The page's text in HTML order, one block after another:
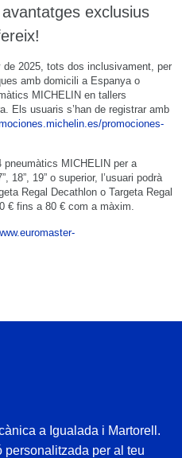
exclusius
2025, tots dos inclusivament, per
amb domicili a Espanya o
MICHELIN en tallers
Els usuaris s’han de registrar amb
promociones-
pneumàtics MICHELIN per a
18”, 19” o superior, l’usuari podrà
Regal Decathlon o Targeta Regal
€ fins a 80 € com a màxim.
a Igualada i Martorell.
personalitzada per al teu